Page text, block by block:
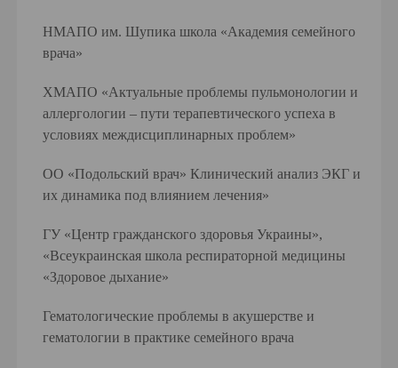
НМАПО им. Шупика школа «Академия семейного
врача»
ХМАПО «Актуальные проблемы пульмонологии и
аллергологии – пути терапевтического успеха в
условиях междисциплинарных проблем»
ОО «Подольский врач» Клинический анализ ЭКГ и
их динамика под влиянием лечения»
ГУ «Центр гражданского здоровья Украины»,
«Всеукраинская школа респираторной медицины
«Здоровое дыхание»
Гематологические проблемы в акушерстве и
гематологии в практике семейного врача